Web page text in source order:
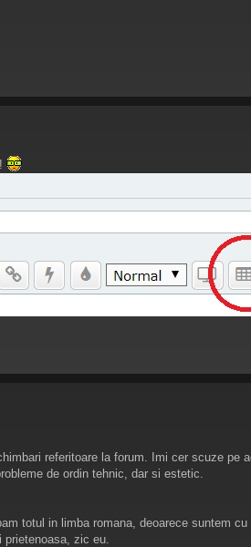
referitoare la forum. Imi cer scuze
de ordin tehnic, dar si estetic.
totul in limba romana, deoarece suntem
zic eu.